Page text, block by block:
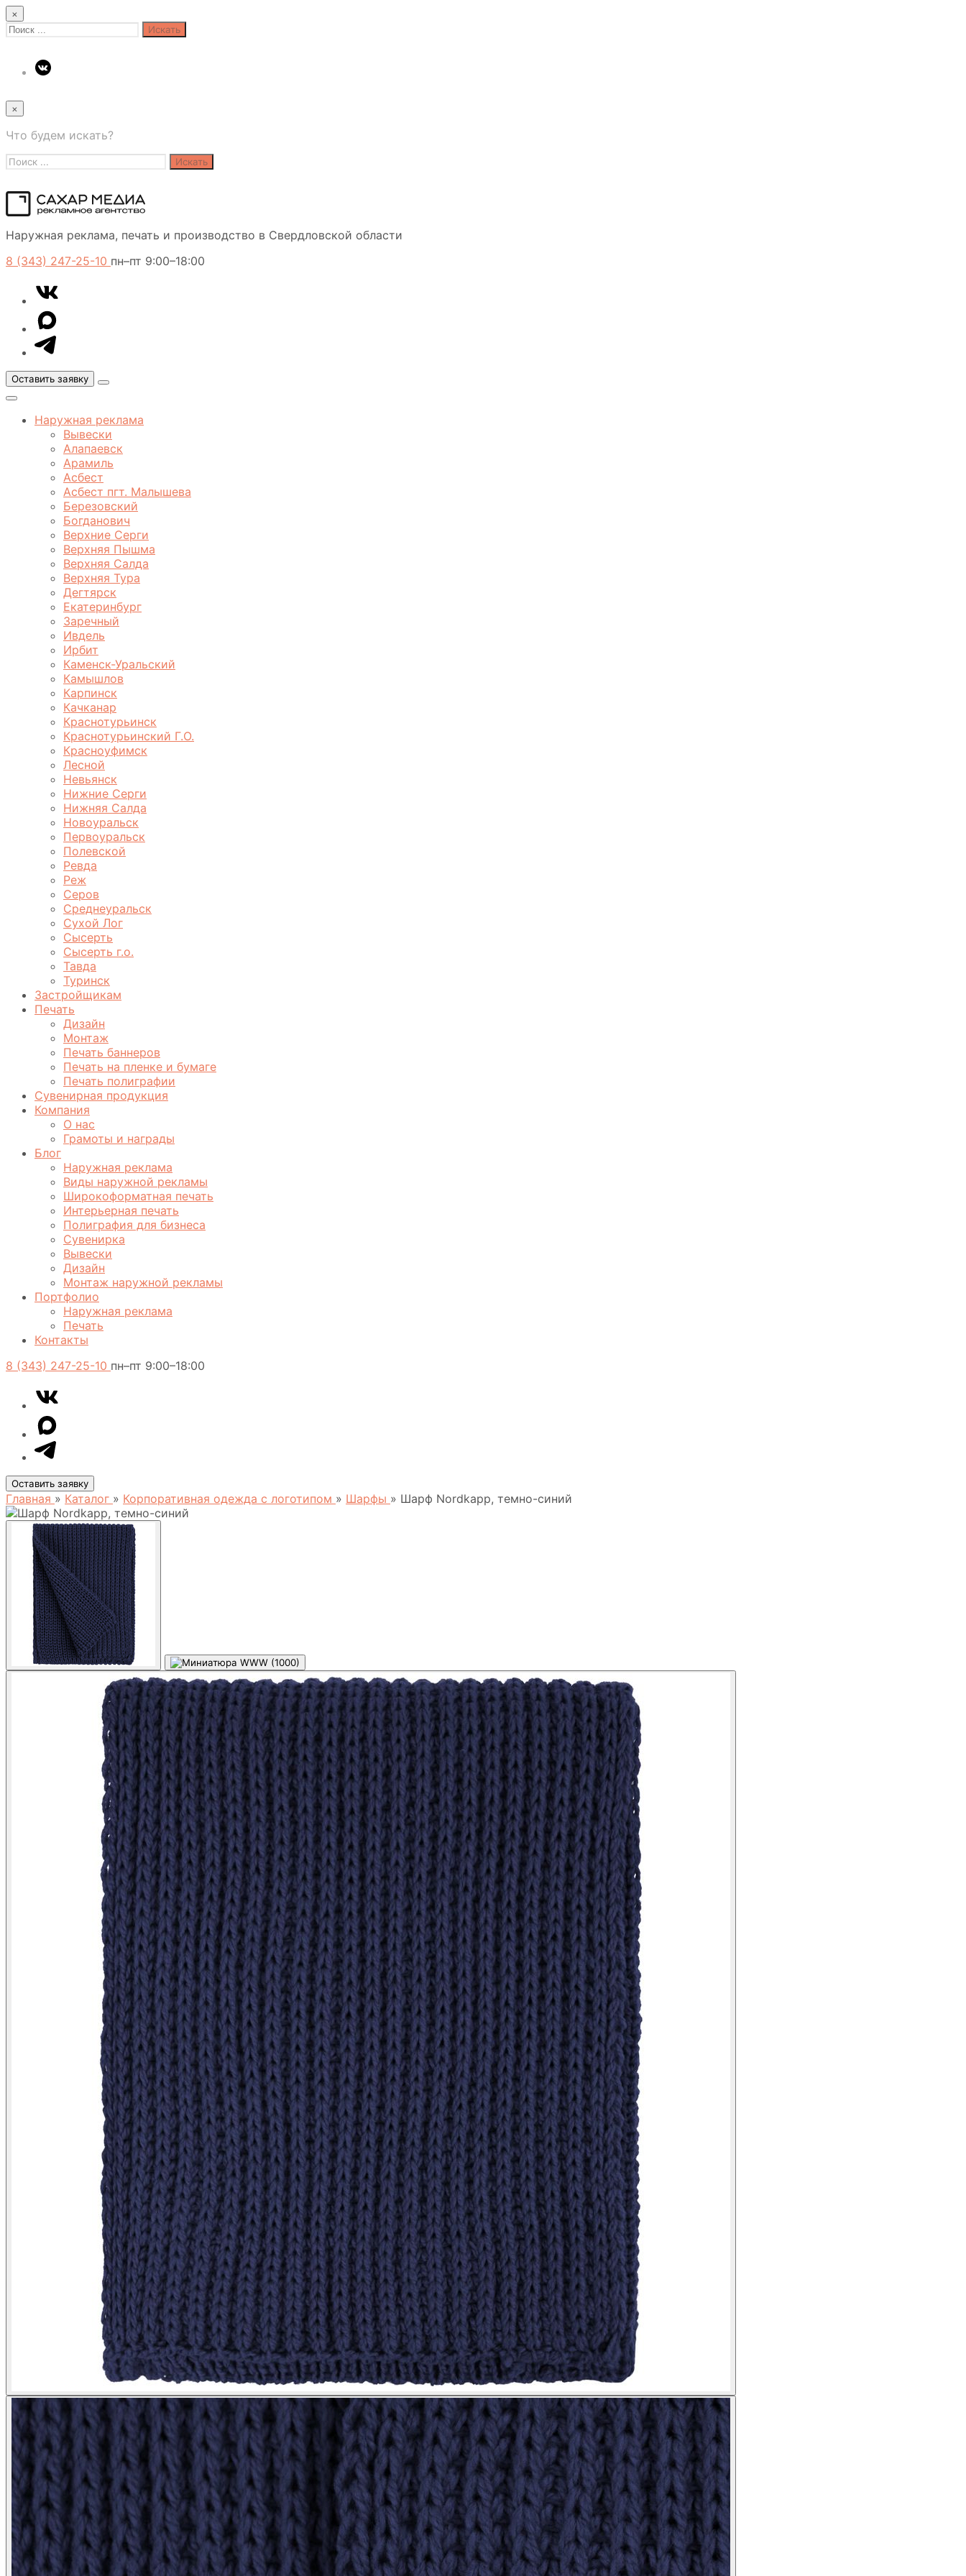
×
Search
×
Что будем искать?
Search
Медиа
Наружная реклама, печать и производство в Свердловской области
8 (343) 247-25-10 пн–пт 9:00–18:00
VK
Telegram
MAX
Оставить заявку
Открыть
Закрыть
менюНаружная реклама
Вывески
Алапаевск
Арамиль
Асбест
Асбест пгт. Малышева
Березовский
Богданович
Верхние Серги
Верхняя Пышма
Верхняя Салда
Верхняя Тура
Дегтярск
Екатеринбург
Заречный
Ивдель
Ирбит
Каменск-Уральский
Камышлов
Карпинск
Качканар
Краснотурьинск
Краснотурьинский Г.О.
Красноуфимск
Лесной
Невьянск
Нижние Серги
Нижняя Салда
Новоуральск
Первоуральск
Полевской
Ревда
Реж
Серов
Среднеуральск
Сухой Лог
Сысерть
Сысерть г.о.
Тавда
Туринск
Застройщикам
Печать
Дизайн
Монтаж
Печать баннеров
Печать на пленке и бумаге
Печать полиграфии
Сувенирная продукция
Компания
О нас
Грамоты и награды
Блог
Наружная реклама
Виды наружной рекламы
Широкоформатная печать
Интерьерная печать
Полиграфия для бизнеса
Сувенирка
Вывески
Дизайн
Монтаж наружной рекламы
Портфолио
Наружная реклама
Печать
Контакты
8 (343) 247-25-10 пн–пт 9:00–18:00
VK
Telegram
MAX
Оставить заявку
Главная » Каталог » Корпоративная одежда с логотипом » Шарфы » Шарф Nordkapp, темно-синий